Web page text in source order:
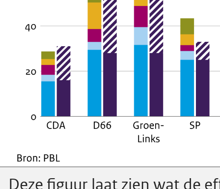
Deze figuur laat zien wat de